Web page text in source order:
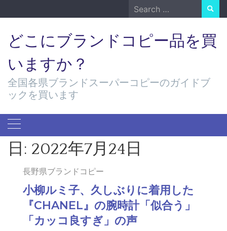
to
Search
for:
どこにブランドコピー品を買
いますか？
全国各県ブランドスーパーコピーのガイドブ
ックを買います
日: 2022年7月24日
長野県ブランドコピー
小柳ルミ子、久しぶりに着用した
『CHANEL』の腕時計「似合う」
「カッコ良すぎ」の声